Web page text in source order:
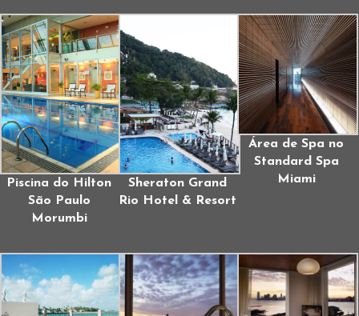
Piscina do Hilton
São Paulo
Morumbi
Sheraton Grand
Rio Hotel & Resort
Área de Spa no
Standard Spa
Miami